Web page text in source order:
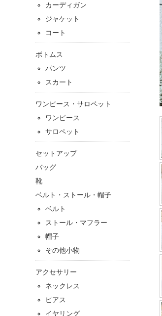
カーディガン
ジャケット
コート
ボトムス
パンツ
スカート
ワンピース・サロペット
ワンピース
サロペット
セットアップ
バッグ
靴
ベルト・ストール・帽子
ベルト
ストール・マフラー
帽子
その他小物
アクセサリー
ネックレス
ピアス
イヤリング